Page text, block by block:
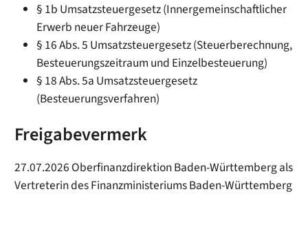
§ 1b Umsatzsteuergesetz (Innergemeinschaftlicher
Erwerb neuer Fahrzeuge)
§ 16 Abs. 5 Umsatzsteuergesetz (Steuerberechnung,
Besteuerungszeitraum und Einzelbesteuerung)
§ 18 Abs. 5a Umsatzsteuergesetz
(Besteuerungsverfahren)
Freigabevermerk
27.07.2026 Oberfinanzdirektion Baden-Württemberg als
Vertreterin des Finanzministeriums Baden-Württemberg